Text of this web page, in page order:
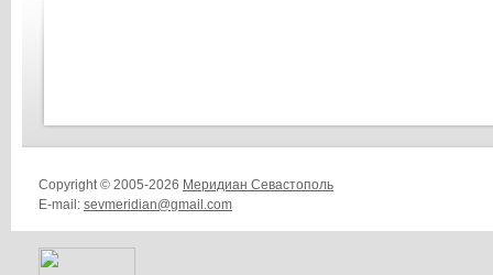
Copyright © 2005-2026 Меридиан Севастополь
E-mail: sevmeridian@gmail.com